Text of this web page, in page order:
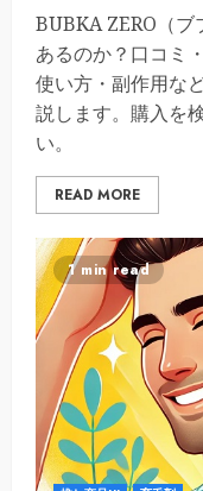
BUBKA ZERO（
あるのか？口コミ
使い方・副作用な
説します。購入を
い。
READ MORE
1 min read